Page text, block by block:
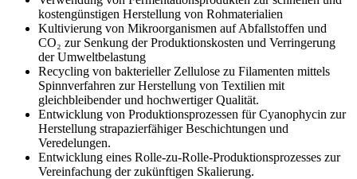
kostengünstigen Herstellung von Rohmaterialien
Kultivierung von Mikroorganismen auf Abfallstoffen und
CO₂ zur Senkung der Produktionskosten und Verringerung
der Umweltbelastung
Recycling von bakterieller Zellulose zu Filamenten mittels
Spinnverfahren zur Herstellung von Textilien mit
gleichbleibender und hochwertiger Qualität.
Entwicklung von Produktionsprozessen für Cyanophycin zur
Herstellung strapazierfähiger Beschichtungen und
Veredelungen.
Entwicklung eines Rolle-zu-Rolle-Produktionsprozesses zur
Vereinfachung der zukünftigen Skalierung.